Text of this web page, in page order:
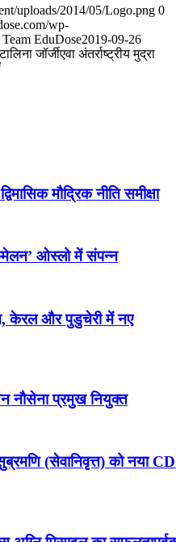
जुलाई 2026
2026
2026
2026
2026
uploads/2014/05/Logo.png 0
wp-
Team EduDose2019-09-26
जॉर्जीएवा अंतर्राष्ट्रीय मुद्रा
मौद्रिक नीति समीक्षा
ओस्लो में संपन्न
केरल और पुडुचेरी में नए
नौसेना प्रमुख नियुक्त
(सेवानिवृत्त) को नया